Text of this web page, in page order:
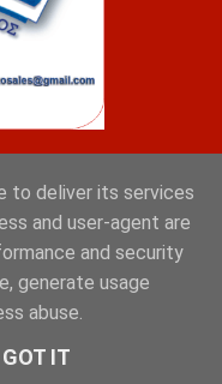
to deliver its services
and user-agent are
and security
generate usage
abuse.
GOT IT